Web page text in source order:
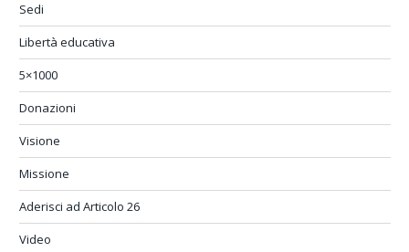
Sedi
Libertà educativa
5×1000
Donazioni
Visione
Missione
Aderisci ad Articolo 26
Video